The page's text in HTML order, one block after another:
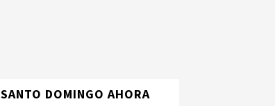
SANTO DOMINGO AHORA